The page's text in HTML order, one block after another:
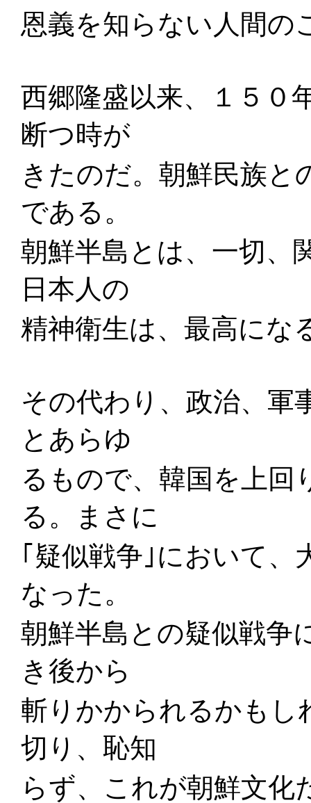
恩義を知らない人間の
西郷隆盛以来、１５０
断つ時が
きたのだ。朝鮮民族と
である。
朝鮮半島とは、一切、
日本人の
精神衛生は、最高にな
その代わり、政治、軍
とあらゆ
るもので、韓国を上回
る。まさに
｢疑似戦争｣において、
なった。
朝鮮半島との疑似戦争
き後から
斬りかかられるかもし
切り、恥知
らず、これが朝鮮文化